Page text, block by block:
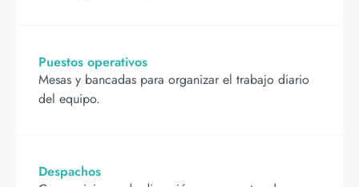
Puestos operativos
Mesas y bancadas para organizar el trabajo diario
del equipo.
Despachos